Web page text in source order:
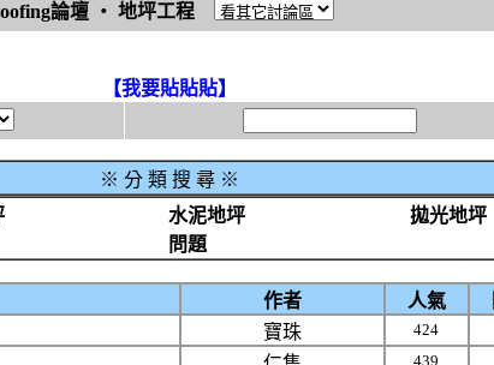
論壇 ‧ 地坪工程
【我要貼貼貼】
※ 分 類 搜 尋 ※
水泥地坪 拋光地坪
問題
作者 人氣
寶珠 424
439